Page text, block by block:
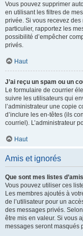
Vous pouvez supprimer
en utilisant les filtres de
privée. Si vous recevez des
particulier, rapportez les
possibilité d’empêcher
privés.
Haut
J’ai reçu un spam ou un
Le formulaire de courrier
suivre les utilisateurs qui
l’administrateur une copie
d’inclure les en-têtes (ils
courriel). L’administrateur
Haut
Amis et ignorés
Que sont mes listes
Vous pouvez utiliser ces
Les membres ajoutés à
de l’utilisateur pour un
des messages privés.
être mis en valeur. Si vous
messages seront masqués